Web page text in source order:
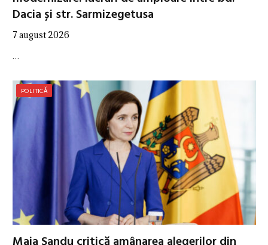
Dacia și str. Sarmizegetusa
7 august 2026
…
POLITICĂ